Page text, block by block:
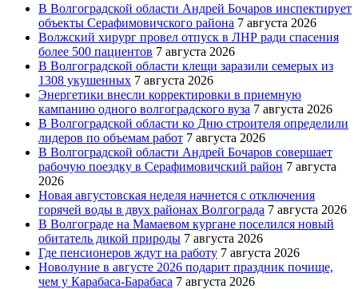
В Волгоградской области Андрей Бочаров инспектирует
объекты Серафимовичского района 7 августа 2026
Волжский хирург провел отпуск в ЛНР ради спасения
более 500 пациентов 7 августа 2026
В Волгоградской области клещи заразили семерых из
1308 укушенных 7 августа 2026
Энергетики внесли корректировки в приемную
кампанию одного волгоградского вуза 7 августа 2026
В Волгоградской области ко Дню строителя определили
лидеров по объемам работ 7 августа 2026
В Волгоградской области Андрей Бочаров совершает
рабочую поездку в Серафимовичский район 7 августа
2026
Новая августовская неделя начнется с отключения
горячей воды в двух районах Волгограда 7 августа 2026
В Волгограде на Мамаевом кургане поселился новый
обитатель дикой природы 7 августа 2026
Где пенсионеров ждут на работу 7 августа 2026
Новолуние в августе 2026 подарит праздник почище,
чем у Карабаса-Барабаса 7 августа 2026